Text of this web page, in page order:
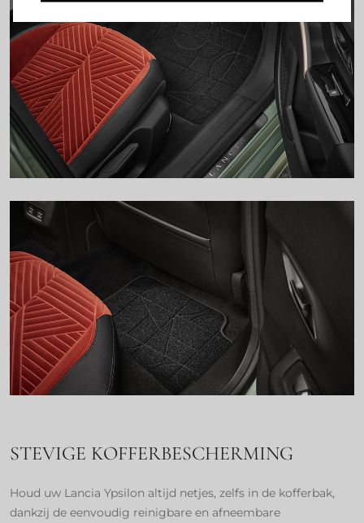
STEVIGE KOFFERBESCHERMING
Houd uw Lancia Ypsilon altijd netjes, zelfs in de kofferbak,
dankzij de eenvoudig reinigbare en afneembare